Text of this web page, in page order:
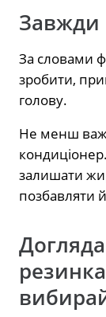
Завжди
За словами
зробити,
голову.
Не менш
залишати
позбавляти